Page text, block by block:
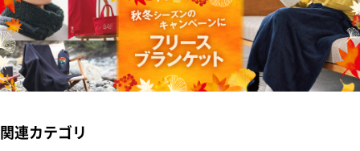
関連カテゴリ